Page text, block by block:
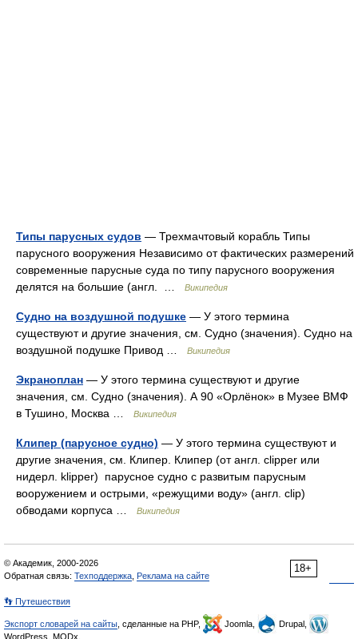
Типы парусных судов — Трехмачтовый корабль Типы
парусного вооружения Независимо от фактических размерений
современные парусные суда по типу парусного вооружения
делятся на большие (англ. …
Википедия
Судно на воздушной подушке — У этого термина
существуют и другие значения, см. Судно (значения). Судно на
воздушной подушке Привод …
Википедия
Экраноплан — У этого термина существуют и другие
значения, см. Судно (значения). А 90 «Орлёнок» в Музее ВМФ
в Тушино, Москва …
Википедия
Клипер (парусное судно) — У этого термина существуют и
другие значения, см. Клипер. Клипер (от англ. clipper или
нидерл. klipper) парусное судно с развитым парусным
вооружением и острыми, «режущими воду» (англ. clip)
обводами корпуса …
Википедия
18+
© Академик, 2000-2026
Обратная связь: Техподдержка Реклама на сайте
👣 Путешествия
Экспорт словарей на сайты , сделанные на PHP, Joomla,
Drupal,
WordPress, MODx.